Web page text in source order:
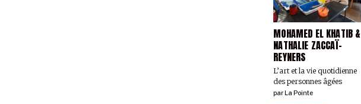
MOHAMED EL KHATIB &
NATHALIE ZACCAÏ-
REYNERS
L’art et la vie quotidienne
des personnes âgées
par La Pointe